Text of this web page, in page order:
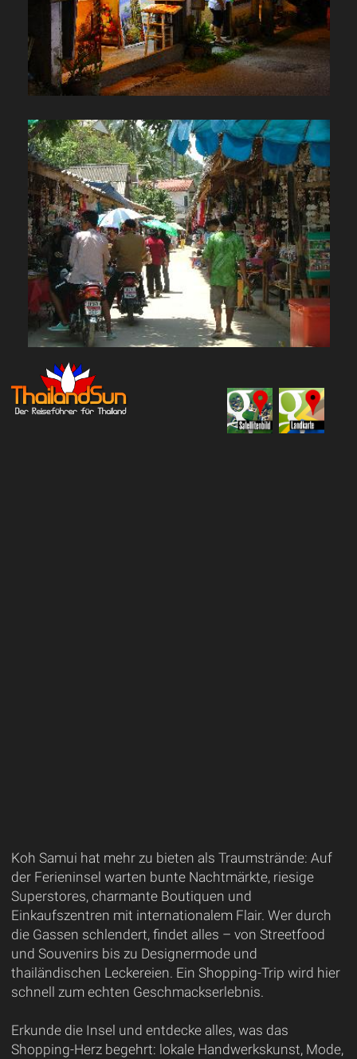
Koh Samui hat mehr zu bieten als Traumstrände: Auf
der Ferieninsel warten bunte Nachtmärkte, riesige
Superstores, charmante Boutiquen und
Einkaufszentren mit internationalem Flair. Wer durch
die Gassen schlendert, findet alles – von Streetfood
und Souvenirs bis zu Designermode und
thailändischen Leckereien. Ein Shopping-Trip wird hier
schnell zum echten Geschmackserlebnis.
Erkunde die Insel und entdecke alles, was das
Shopping-Herz begehrt: lokale Handwerkskunst, Mode,